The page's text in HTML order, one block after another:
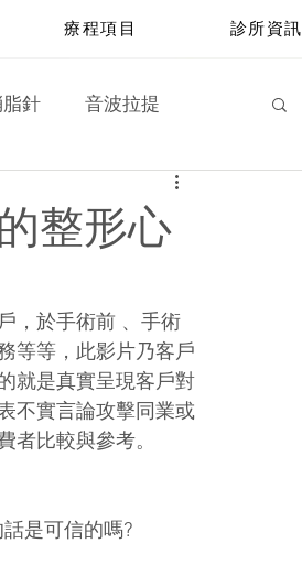
療程項目 診所資訊
針 音波拉提
營養點滴
整形心
，於手術前 、手術
等等，此影片乃客戶
就是真實呈現客戶對
不實言論攻擊同業或
比較與參考。
是可信的嗎?